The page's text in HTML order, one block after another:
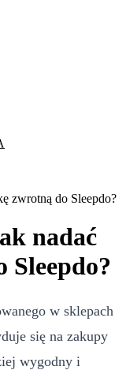
zwrotną do Sleepdo?
nadać
Sleepdo?
w sklepach
się na zakupy
wygodny i